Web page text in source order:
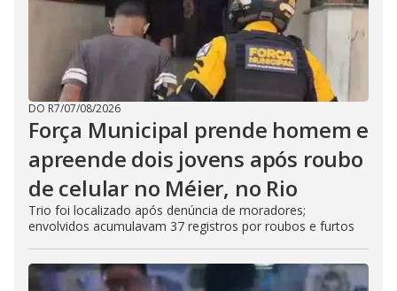
DO R7/07/08/2026
Força Municipal prende homem e
apreende dois jovens após roubo
de celular no Méier, no Rio
Trio foi localizado após denúncia de moradores;
envolvidos acumulavam 37 registros por roubos e furtos